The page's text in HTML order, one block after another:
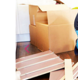
arrow_back_iosPrevious